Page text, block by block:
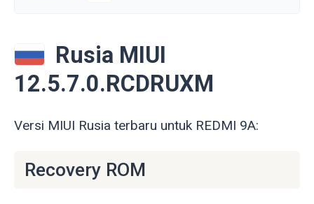
Rusia MIUI
12.5.7.0.RCDRUXM
Versi MIUI Rusia terbaru untuk REDMI 9A:
Recovery ROM